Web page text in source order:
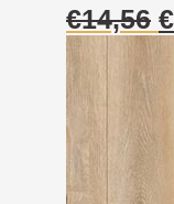
€14,56 €